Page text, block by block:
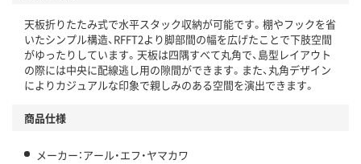
天板折りたたみ式で水平スタック収納が可能です。棚やフックを省
いたシンプル構造、RFFT2より脚部間の幅を広げたことで下肢空間
がゆったりしています。天板は四隅すべて丸角で、島型レイアウト
の際には中央に配線逃し用の隙間ができます。また、丸角デザイン
によりカジュアルな印象で親しみのある空間を演出できます。
商品仕様
メーカー：アール・エフ・ヤマカワ